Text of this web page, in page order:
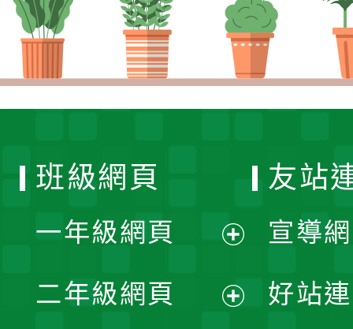
班級網頁
一年級網頁
開
二年級網頁
友站
宣導
好站